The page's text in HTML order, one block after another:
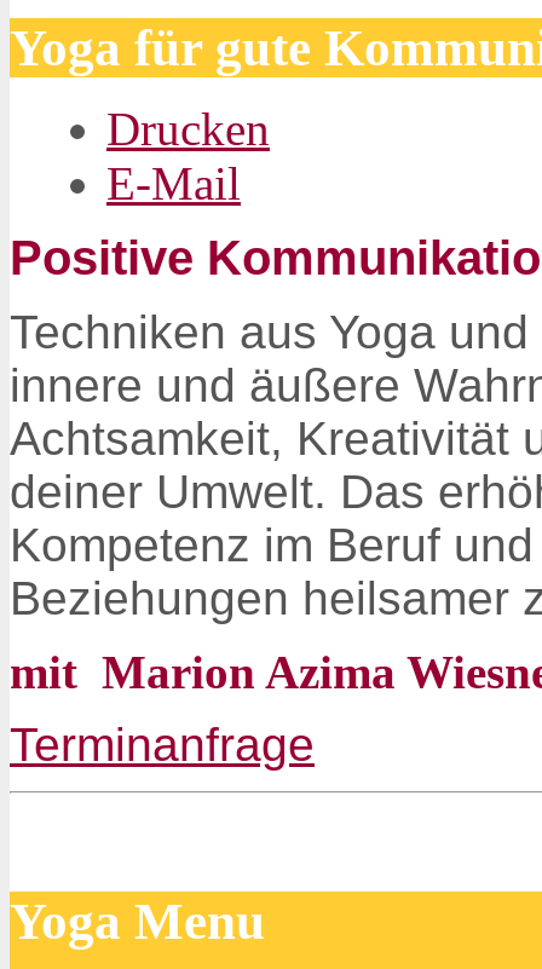
Yoga für gute
Drucken
E-Mail
Positive
Techniken aus Yoga
innere und äußere
Achtsamkeit, Kreativität
deiner Umwelt. Das
Kompetenz im Beruf
Beziehungen heilsamer
mit Marion Azima
Terminanfrage
Yoga Menu